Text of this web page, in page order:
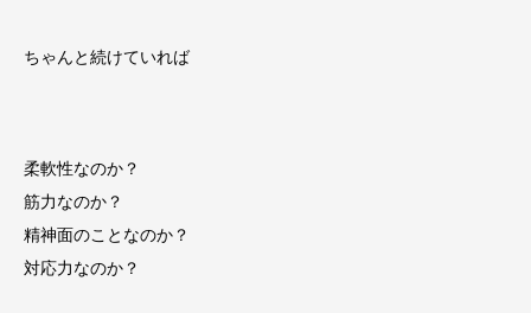
ちゃんと続けていれば
柔軟性なのか？
筋力なのか？
精神面のことなのか？
対応力なのか？